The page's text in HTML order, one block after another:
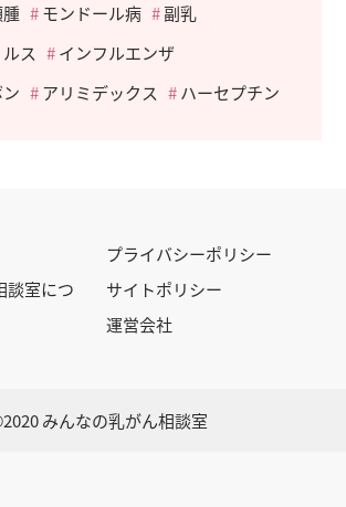
モンドール病
副乳
ス
インフルエンザ
アリミデックス ハーセプチン
談室につ
プライバシーポリシー
サイトポリシー
運営会社
みんなの乳がん相談室